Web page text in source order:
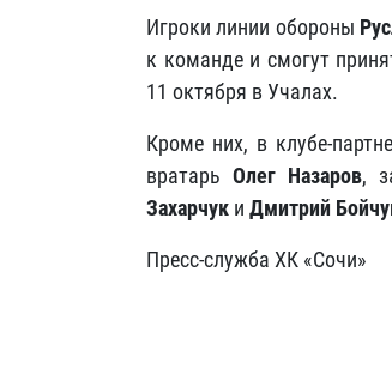
Игроки линии обороны
к команде и смогут
11 октября в Учалах.
Кроме них, в клубе-
вратарь Олег Назаров,
Захарчук и Дмитрий
Пресс-служба ХК «Сочи»